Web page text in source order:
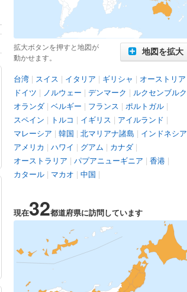
拡大ボタンを押すと地図が
動かせます。
地図を拡大
台湾 | スイス | イタリア | ギリシャ | オーストリア
ドイツ | ノルウェー | デンマーク | ルクセンブルク
オランダ | ベルギー | フランス | ポルトガル |
スペイン | トルコ | イギリス | アイルランド |
マレーシア | 韓国 | 北マリアナ諸島 | インドネシア
アメリカ | ハワイ | グアム | カナダ |
オーストラリア | パプアニューギニア | 香港 |
カタール | マカオ | 中国 |
現在32都道府県に訪問しています